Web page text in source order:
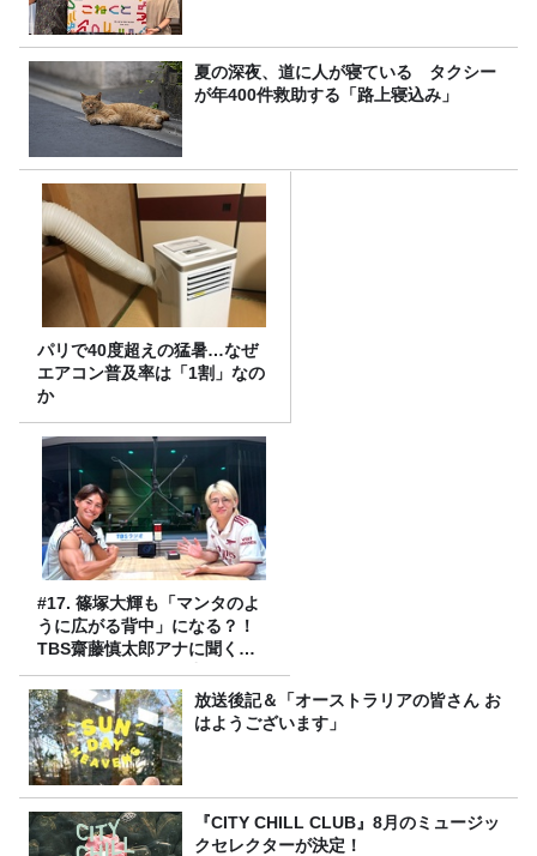
夏の深夜、道に人が寝ている タクシー
が年400件救助する「路上寝込み」
パリで40度超えの猛暑…なぜ
エアコン普及率は「1割」なの
か
#17. 篠塚大輝も「マンタのよ
うに広がる背中」になる？！
TBS齋藤慎太郎アナに聞くメ
ンズフィジークの魅力！！
放送後記＆「オーストラリアの皆さん お
はようございます」
『CITY CHILL CLUB』8月のミュージッ
クセレクターが決定！